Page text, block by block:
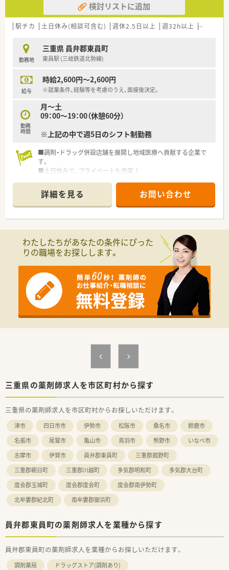
検討リストに追加
駅チカ 土日休み(相談可含む) 週休2.5日以上 週32h以上 未経験可
勤務地
三重県 員弁郡東員町
東員駅 (三岐鉄道北勢線)
給与
時給2,600円～2,600円
※就業条件、経験等を考慮のうえ、面接後決定。
勤務
時間
月～土
09：00～19：00（休憩60分）
※上記の中で週5日のシフト制勤務
■調剤・ドラッグ併設店舗を展開し地域医療へ貢献する企業で
す。
■土日休みで、プライベートも充実♪
詳細を見る お問い合わせ
わたしたちがあなたの条件にぴった
りの職場をお探しします。
三重県の薬剤師求人を市区町村から探す
三重県の薬剤師求人を市区町村からお探しいただけます。
津市 四日市市 伊勢市 松阪市 桑名市
鈴鹿市
名張市
尾鷲市 亀山市 鳥羽市 熊野市
いなべ市
志摩市
伊賀市 員弁郡東員町
三重郡菰野町
三重郡朝日町
三重郡川越町 多気郡明和町
多気郡大台町
度会郡玉城町
度会郡度会町
度会郡南伊勢町
北牟婁郡紀北町
南牟婁郡御浜町
員弁郡東員町の薬剤師求人を業種から探す
員弁郡東員町の薬剤師求人を業種からお探しいただけます。
調剤薬局 ドラッグストア(調剤あり)